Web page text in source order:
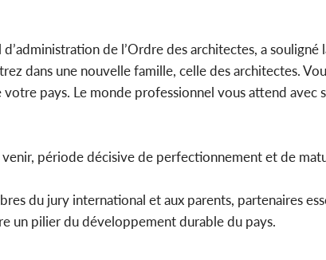
de l’Ordre des architectes, a souligné
dans une nouvelle famille, celle des architectes.
pays. Le monde professionnel vous attend avec
venir, période décisive de perfectionnement et de
du jury international et aux parents, partenaires
un pilier du développement durable du pays.